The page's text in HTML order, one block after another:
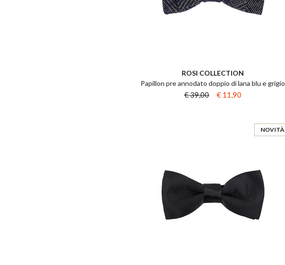
ROSI COLLECTION
Papillon pre annodato doppio di lana blu e grigio
€ 39,00 € 11,90
NOVITÀ